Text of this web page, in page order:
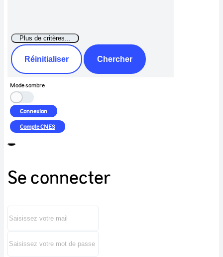
Réinitialiser Chercher
Mode sombre
Connexion
CompteCNES
Se connecter